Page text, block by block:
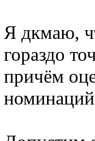
Я дкмаю,
гораздо
причём